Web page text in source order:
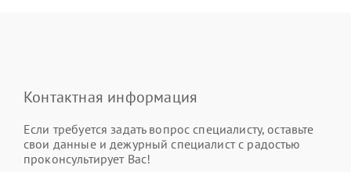
Контактная информация
Если требуется задать вопрос специалисту, оставьте
свои данные и дежурный специалист с радостью
проконсультирует Вас!